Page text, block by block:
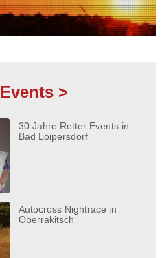
Events >
30 Jahre Retter Events in
Bad Loipersdorf
Autocross Nightrace in
Oberrakitsch